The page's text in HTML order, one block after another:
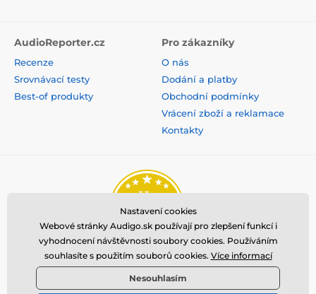
AudioReporter.cz
Recenze
Srovnávací testy
Best-of produkty
Pro zákazníky
O nás
Dodání a platby
Obchodní podmínky
Vrácení zboží a reklamace
Kontakty
Nastavení cookies
Webové stránky Audigo.sk používají pro zlepšení funkcí i
vyhodnocení návštěvnosti soubory cookies. Používáním
souhlasíte s použitím souborů cookies. Více informací
Nesouhlasím